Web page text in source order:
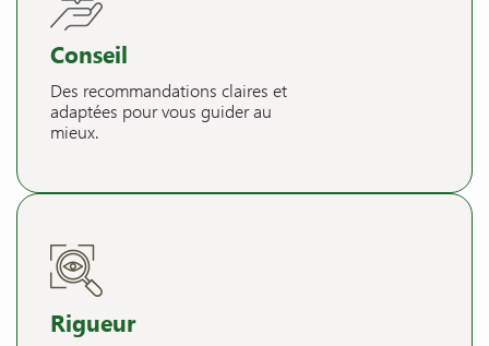
Conseil
Des recommandations claires et
adaptées pour vous guider au
mieux.
Rigueur